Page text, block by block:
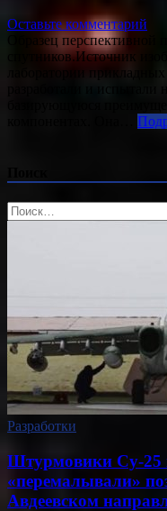
Оставьте комментарий
Образец перспективной
спутников.Источник
лаборатории
разработали и
базирующуюся
Найти:
Разработки
Штурмовики Су-25
«перемалывали»
Авдеевском